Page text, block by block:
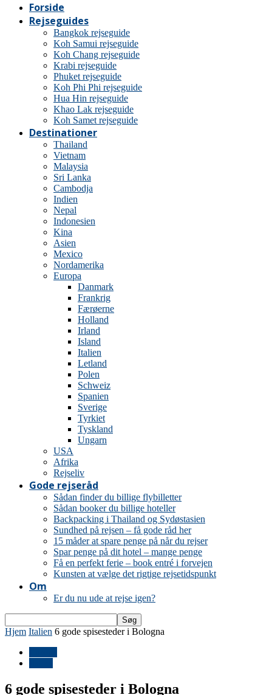
Forside
Rejseguides
Bangkok rejseguide
Koh Samui rejseguide
Koh Chang rejseguide
Krabi rejseguide
Phuket rejseguide
Koh Phi Phi rejseguide
Hua Hin rejseguide
Khao Lak rejseguide
Koh Samet rejseguide
Destinationer
Thailand
Vietnam
Malaysia
Sri Lanka
Cambodja
Indien
Nepal
Indonesien
Kina
Asien
Mexico
Nordamerika
Europa
Danmark
Frankrig
Færøerne
Holland
Irland
Island
Italien
Letland
Polen
Schweiz
Spanien
Sverige
Tyrkiet
Tyskland
Ungarn
USA
Afrika
Rejseliv
Gode rejseråd
Sådan finder du billige flybilletter
Sådan booker du billige hoteller
Backpacking i Thailand og Sydøstasien
Sundhed på rejsen – få gode råd her
15 måder at spare penge på når du rejser
Spar penge på dit hotel – mange penge
Få en perfekt ferie – book entré i forvejen
Kunsten at vælge det rigtige rejsetidspunkt
Om
Er du nu ude at rejse igen?
Hjem Italien 6 gode spisesteder i Bologna
6 gode spisesteder i Bologna